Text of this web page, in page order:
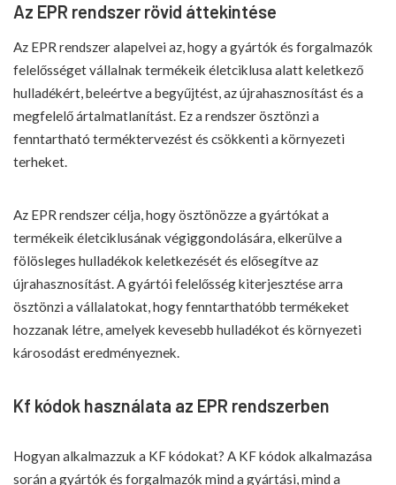
Az EPR rendszer rövid áttekintése
Az EPR rendszer alapelvei az, hogy a gyártók és forgalmazók
felelősséget vállalnak termékeik életciklusa alatt keletkező
hulladékért, beleértve a begyűjtést, az újrahasznosítást és a
megfelelő ártalmatlanítást. Ez a rendszer ösztönzi a
fenntartható terméktervezést és csökkenti a környezeti
terheket.
Az EPR rendszer célja, hogy ösztönözze a gyártókat a
termékeik életciklusának végiggondolására, elkerülve a
fölösleges hulladékok keletkezését és elősegítve az
újrahasznosítást. A gyártói felelősség kiterjesztése arra
ösztönzi a vállalatokat, hogy fenntarthatóbb termékeket
hozzanak létre, amelyek kevesebb hulladékot és környezeti
károsodást eredményeznek.
Kf kódok használata az EPR rendszerben
Hogyan alkalmazzuk a KF kódokat? A KF kódok alkalmazása
során a gyártók és forgalmazók mind a gyártási, mind a